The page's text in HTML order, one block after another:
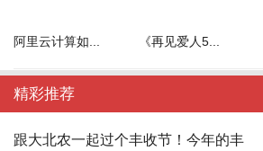
阿里云计算如... 《再见爱人5...
精彩推荐
跟大北农一起过个丰收节！今年的丰